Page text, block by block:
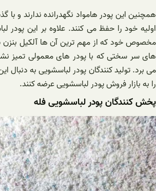
همچنین این پودر هامواد نگهدرانده ندارند و
اولیه خود را حفظ می کنند. علاوه بر این پودر
مخصوص خود که از مهم ترین آن ها آلکیل بنزن
های سر سختی که با پودر های معمولی تمیز
می برد. تولید کنندگان پودر لباسشویی به
را به بازار فروش پودر لباسشویی عرضه کنند.
پخش کنندگان پودر لباسشویی فله